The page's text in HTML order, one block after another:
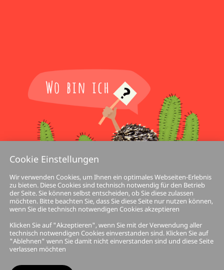
Cookie Einstellungen
Wir verwenden Cookies, um Ihnen ein optimales Webseiten-Erlebnis
zu bieten. Diese Cookies sind technisch notwendig für den Betrieb
der Seite. Sie können selbst entscheiden, ob Sie diese zulassen
möchten. Bitte beachten Sie, dass Sie diese Seite nur nutzen können,
wenn Sie die technisch notwendigen Cookies akzeptieren
Klicken Sie auf "Akzeptieren", wenn Sie mit der Verwendung aller
technisch notwendigen Cookies einverstanden sind. Klicken Sie auf
"Ablehnen" wenn Sie damit nicht einverstanden sind und diese Seite
verlassen möchten